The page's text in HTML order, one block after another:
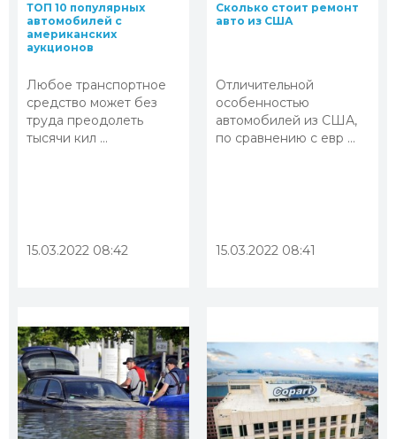
ТОП 10 популярных
автомобилей с
американских
аукционов
Любое транспортное
средство может без
труда преодолеть
тысячи кил ...
15.03.2022 08:42
Сколько стоит ремонт
авто из США
Отличительной
особенностью
автомобилей из США,
по сравнению с евр ...
15.03.2022 08:41